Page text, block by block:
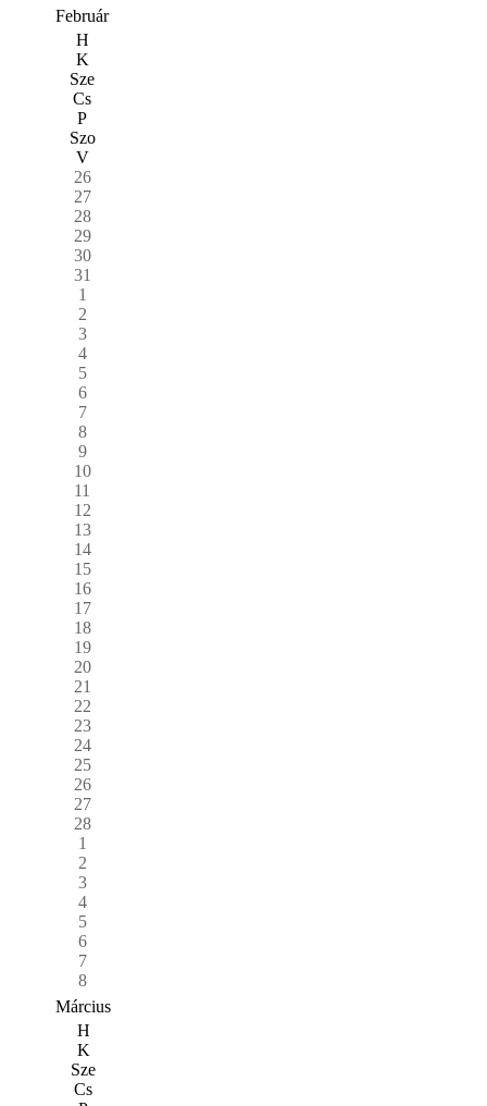
Február
H
K
Sze
Cs
P
Szo
V
26
27
28
29
30
31
1
2
3
4
5
6
7
8
9
10
11
12
13
14
15
16
17
18
19
20
21
22
23
24
25
26
27
28
1
2
3
4
5
6
7
8
Március
H
K
Sze
Cs